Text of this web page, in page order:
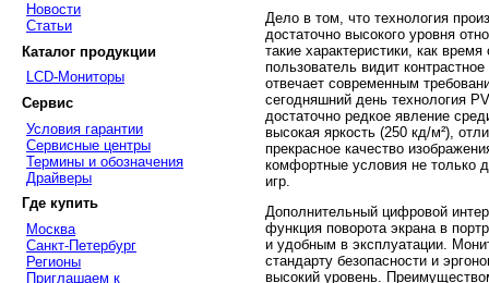
Новости
Статьи
Каталог продукции
LCD-Мониторы
Сервис
Условия гарантии
Сервисные центры
Термины и обозначения
Драйверы
Где купить
Москва
Санкт-Петербург
Регионы
Приглашаем к
Дело в том, что технология
достаточно высокого уровня
такие характеристики, как
пользователь видит
отвечает современным
сегодняшний день технология
достаточно редкое явление
высокая яркость (250 кд/м²),
прекрасное качество
комфортные условия не только
игр.
Дополнительный цифровой
функция поворота экрана в
и удобным в эксплуатации.
стандарту безопасности и
высокий уровень.